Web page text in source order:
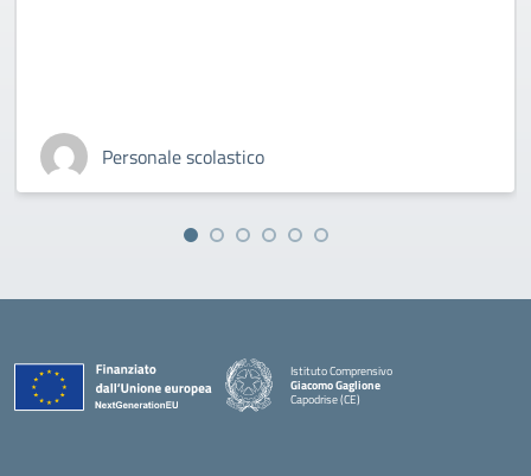
Personale scolastico
Istituto Comprensivo
Giacomo Gaglione
Capodrise (CE)
— Visita la pagina iniziale della scuola